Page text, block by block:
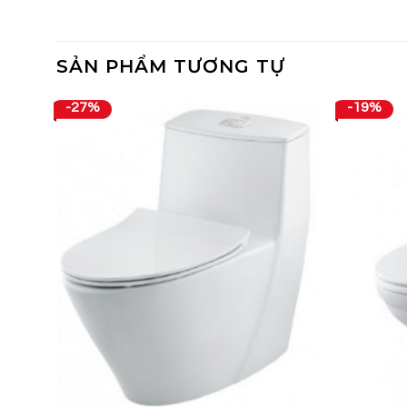
SẢN PHẨM TƯƠNG TỰ
-27% -19%